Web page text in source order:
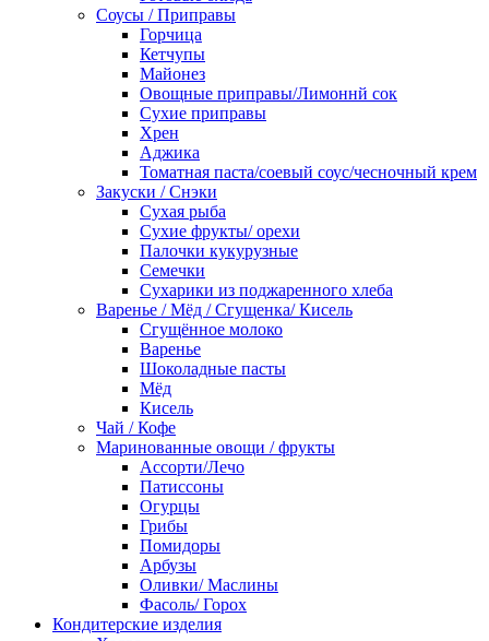
Соусы / Приправы
Горчица
Кетчупы
Майонез
Овощные приправы/Лимоннй сок
Сухие приправы
Хрен
Аджика
Томатная паста/соевый соус/чесночный крем
Закуски / Снэки
Сухая рыба
Сухие фрукты/ орехи
Палочки кукурузные
Семечки
Сухарики из поджаренного хлеба
Варенье / Мёд / Сгущенка/ Кисель
Сгущённое молоко
Варенье
Шоколадные пасты
Мёд
Кисель
Чай / Кофе
Маринованные овощи / фрукты
Ассорти/Лечо
Патиссоны
Огурцы
Грибы
Помидоры
Арбузы
Оливки/ Маслины
Фасоль/ Горох
Кондитерские изделия